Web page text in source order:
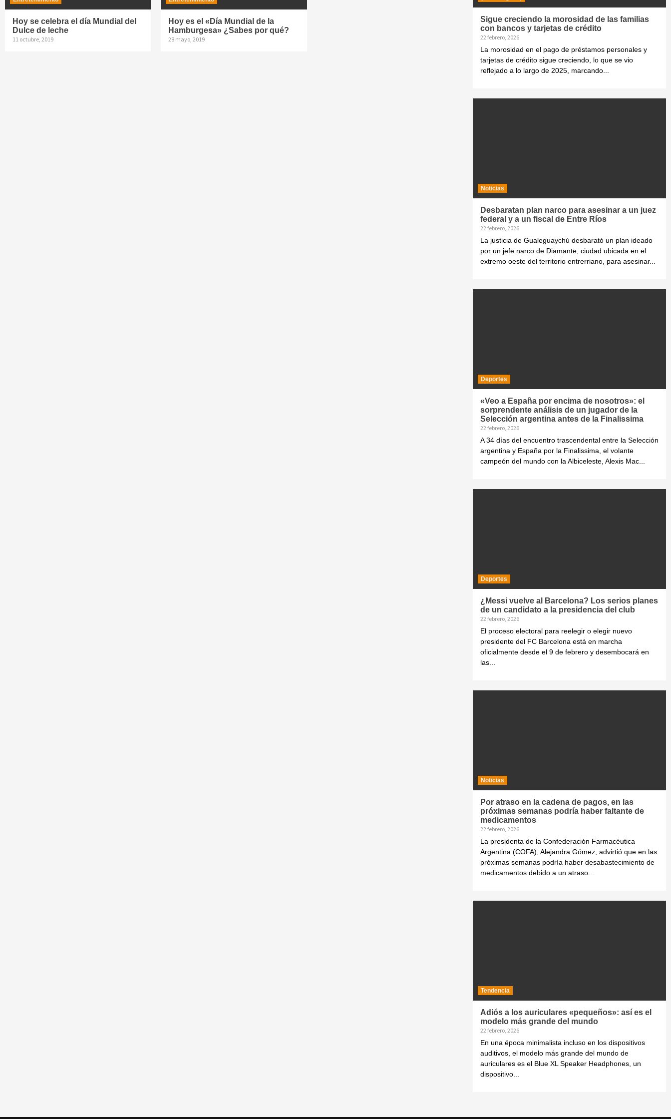
Hoy se celebra el día Mundial del
Dulce de leche
11 octubre, 2019
Hoy es el «Día Mundial de la
Hamburgesa» ¿Sabes por qué?
28 mayo, 2019
Sigue creciendo la morosidad de las familias
con bancos y tarjetas de crédito
22 febrero, 2026
La morosidad en el pago de préstamos personales y
tarjetas de crédito sigue creciendo, lo que se vio
reflejado a lo largo de 2025, marcando...
Noticias
Desbaratan plan narco para asesinar a un juez
federal y a un fiscal de Entre Ríos
22 febrero, 2026
La justicia de Gualeguaychú desbarató un plan ideado
por un jefe narco de Diamante, ciudad ubicada en el
extremo oeste del territorio entrerriano, para asesinar...
Deportes
«Veo a España por encima de nosotros»: el
sorprendente análisis de un jugador de la
Selección argentina antes de la Finalissima
22 febrero, 2026
A 34 días del encuentro trascendental entre la Selección
argentina y España por la Finalissima, el volante
campeón del mundo con la Albiceleste, Alexis Mac...
Deportes
¿Messi vuelve al Barcelona? Los serios planes
de un candidato a la presidencia del club
22 febrero, 2026
El proceso electoral para reelegir o elegir nuevo
presidente del FC Barcelona está en marcha
oficialmente desde el 9 de febrero y desembocará en
las...
Noticias
Por atraso en la cadena de pagos, en las
próximas semanas podría haber faltante de
medicamentos
22 febrero, 2026
La presidenta de la Confederación Farmacéutica
Argentina (COFA), Alejandra Gómez, advirtió que en las
próximas semanas podría haber desabastecimiento de
medicamentos debido a un atraso...
Tendencia
Adiós a los auriculares «pequeños»: así es el
modelo más grande del mundo
22 febrero, 2026
En una época minimalista incluso en los dispositivos
auditivos, el modelo más grande del mundo de
auriculares es el Blue XL Speaker Headphones, un
dispositivo...